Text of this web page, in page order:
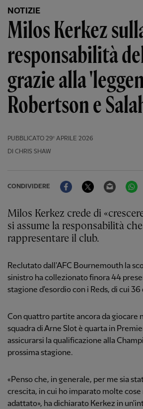
NOTIZIE
Milos Kerkez
responsabilità
grazie alla
Robertson e
PUBBLICATO 29º APRILE 2026
DI CHRIS SHAW
CONDIVIDERE
FacebookTwitter Email
Milos Kerkez crede di «crescere» al Liverpool e
si assume la responsabilità
rappresentare il club.
Reclutato dall'AFC Bournemouth la
sinistro ha collezionato finora 44
stagione d'esordio con i Reds, di cui
Con quattro partite ancora da giocare
squadra di Arne Slot è quarta in
assicurarsi la qualificazione alla
prossima stagione.
«Penso che, in generale, per me sia
crescita, in cui ho imparato molte cose
adattato», ha dichiarato Kerkez in